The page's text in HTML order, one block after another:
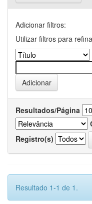
Adicionar filtros:
Utilizar filtros para
Resultados/Página
Registro(s)
Resultado 1-1 de 1.